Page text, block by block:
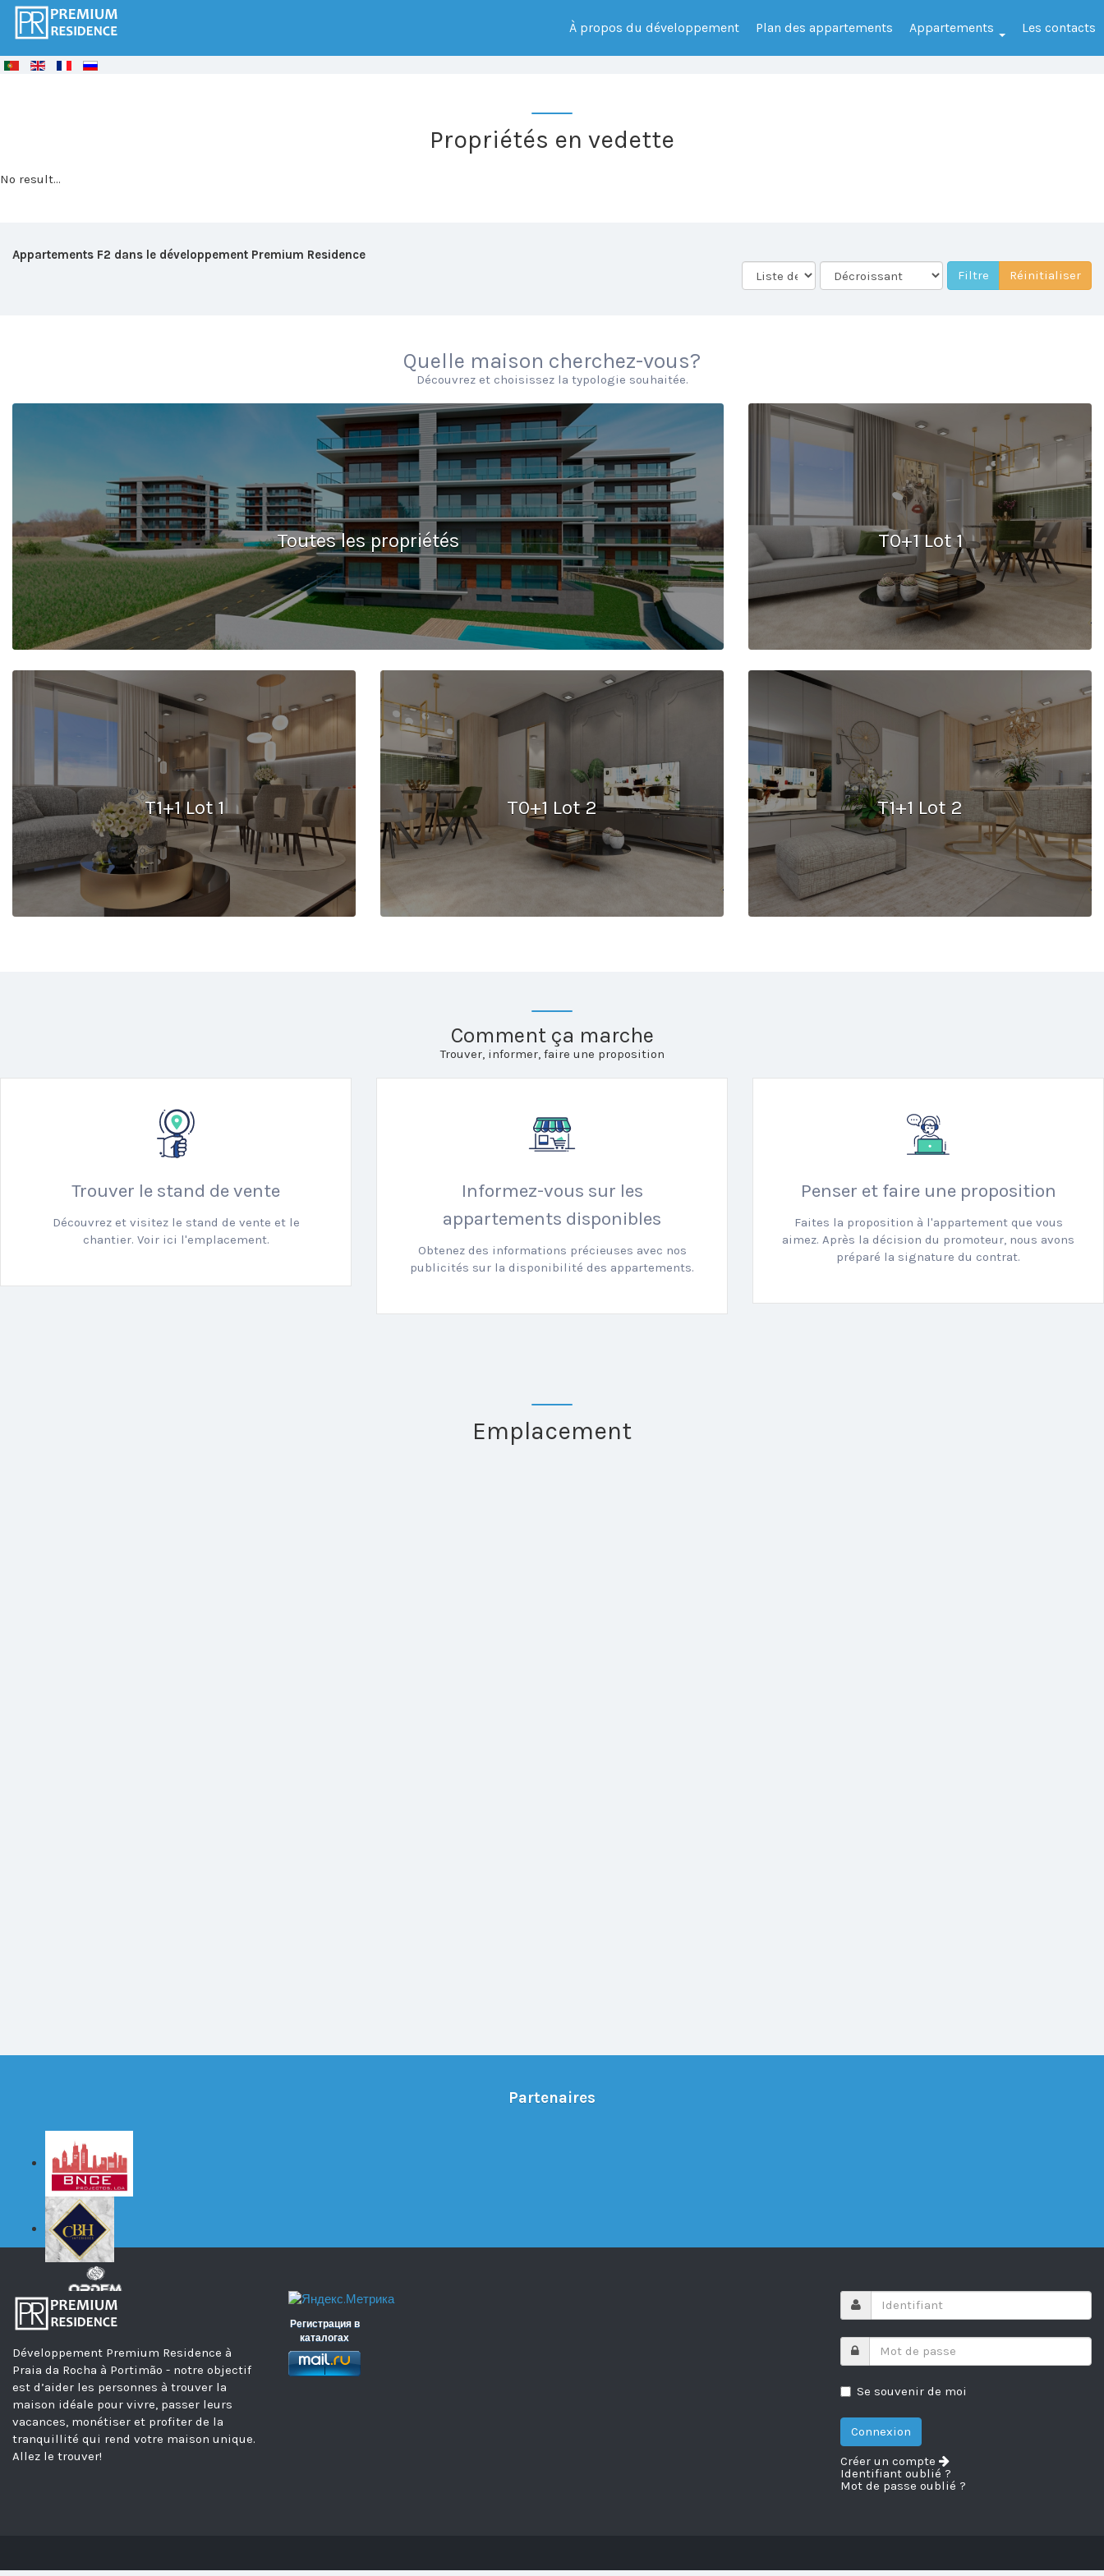
À propos du développement Plan des appartements Appartements Les contacts
© FreeJoomla! 3 Modules
Propriétés en vedette
No result...
Appartements F2 dans le développement Premium Residence
Quelle maison cherchez-vous?
Découvrez et choisissez la typologie souhaitée.
Toutes les propriétés T0+1 Lot 1
T1+1 Lot 1 T0+1 Lot 2 T1+1 Lot 2
Comment ça marche
Trouver, informer, faire une proposition
Trouver le stand de vente
Découvrez et visitez le stand de vente et le
chantier. Voir ici l'emplacement.
Informez-vous sur les
appartements disponibles
Obtenez des informations précieuses avec nos
publicités sur la disponibilité des appartements.
Penser et faire une proposition
Faites la proposition à l'appartement que vous
aimez. Après la décision du promoteur, nous avons
préparé la signature du contrat.
Emplacement
Partenaires
Développement Premium Residence à
Praia da Rocha à Portimão - notre objectif
est d’aider les personnes à trouver la
maison idéale pour vivre, passer leurs
vacances, monétiser et profiter de la
tranquillité qui rend votre maison unique.
Allez le trouver!
Регистрация в
каталогах
Se souvenir de moi
Créer un compte
Identifiant oublié ?
Mot de passe oublié ?